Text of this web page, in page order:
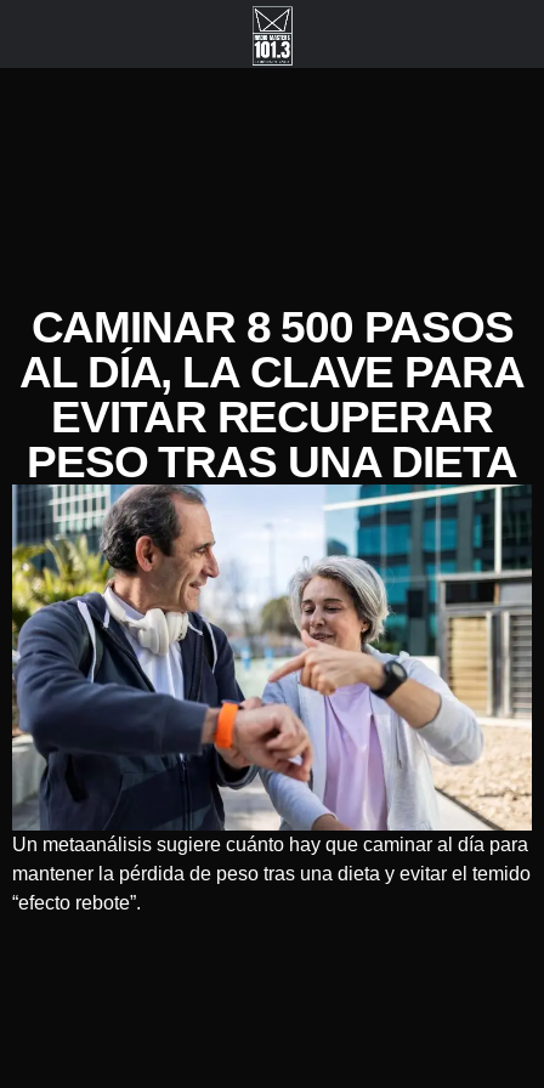
CAMINAR 8 500 PASOS
AL DÍA, LA CLAVE PARA
EVITAR RECUPERAR
PESO TRAS UNA DIETA
Un metaanálisis sugiere cuánto hay que caminar al día para
mantener la pérdida de peso tras una dieta y evitar el temido
“efecto rebote”.